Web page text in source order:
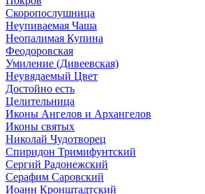
Скоропослушница
Неупиваемая Чаша
Неопалимая Купина
Феодоровская
Умиление (Дивеевская)
Неувядаемый Цвет
Достойно есть
Целительница
Иконы Ангелов и Архангелов
Иконы святых
Николай Чудотворец
Спиридон Тримифунтский
Сергий Радонежский
Серафим Саровский
Иоанн Кронштадтский